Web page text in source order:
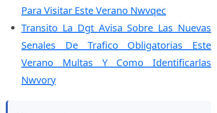
Para Visitar Este Verano Nwvqec
Transito La Dgt Avisa Sobre Las Nuevas
Senales De Trafico Obligatorias Este
Verano Multas Y Como Identificarlas
Nwvory